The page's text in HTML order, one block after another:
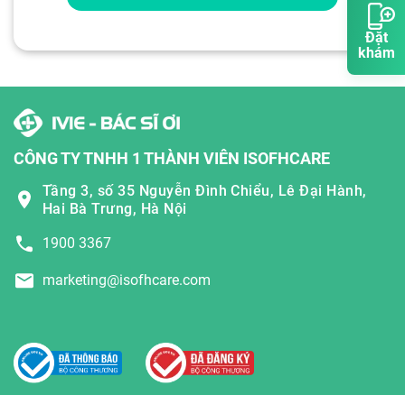
Đặt
khám
CÔNG TY TNHH 1 THÀNH VIÊN ISOFHCARE
Tầng 3, số 35 Nguyễn Đình Chiểu, Lê Đại Hành,
Hai Bà Trưng, Hà Nội
1900 3367
marketing@isofhcare.com